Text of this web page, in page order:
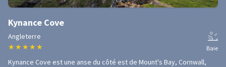
Kynance Cove
Angleterre
★ ★ ★ ★ ★ Baie
Kynance Cove est une anse du côté est de Mount's Bay, Cornwall,